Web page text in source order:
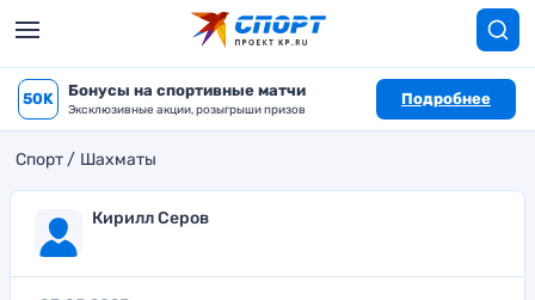
50K Бонусы на спортивные матчи
Эксклюзивные акции, розыгрыши призов
Подробнее
Спорт Шахматы
Кирилл Серов